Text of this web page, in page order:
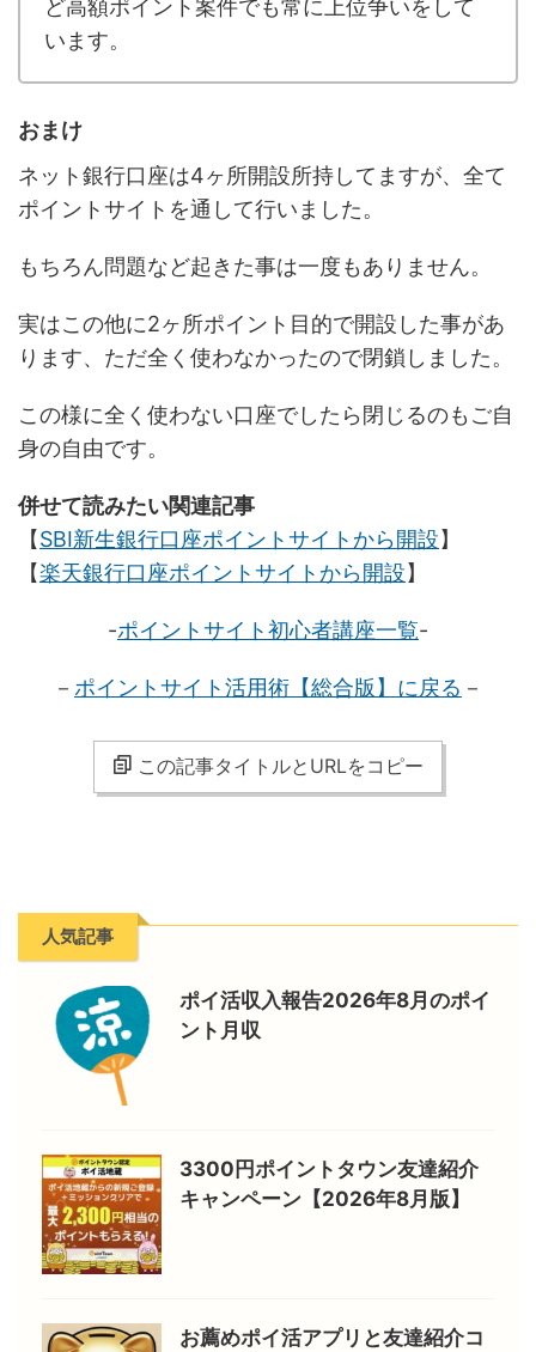
ど高額ポイント案件でも常に上位争いをして
います。
おまけ
ネット銀行口座は4ヶ所開設所持してますが、全て
ポイントサイトを通して行いました。
もちろん問題など起きた事は一度もありません。
実はこの他に2ヶ所ポイント目的で開設した事があ
ります、ただ全く使わなかったので閉鎖しました。
この様に全く使わない口座でしたら閉じるのもご自
身の自由です。
併せて読みたい関連記事
【SBI新生銀行口座ポイントサイトから開設】
【楽天銀行口座ポイントサイトから開設】
-ポイントサイト初心者講座一覧-
－ ポイントサイト活用術【総合版 】に戻る －
この記事タイトルとURLをコピー
人気記事
ポイ活収入報告2026年8月のポイ
ント月収
3300円ポイントタウン友達紹介
キャンペーン【2026年8月版】
お薦めポイ活アプリと友達紹介コ